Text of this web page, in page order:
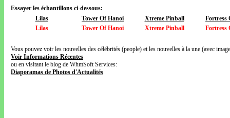
Essayer les échantillons ci-dessous:
Lilas
Tower Of Hanoi Xtreme Pinball
Fortress
Lilas
Tower Of Hanoi Xtreme Pinball Fortress
Vous pouvez voir les nouvelles des célébrités (people) et les nouvelles à la une (avec
Voir Informations Récentes
ou en visitant le blog de WhmSoft Services:
Diaporamas de Photos d'Actualités